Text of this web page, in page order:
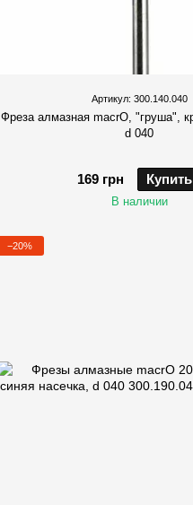
Артикул: 300.140.040
Фреза алмазная macrO, "груша",
d 040
169 грн Купить
В наличии
−20%